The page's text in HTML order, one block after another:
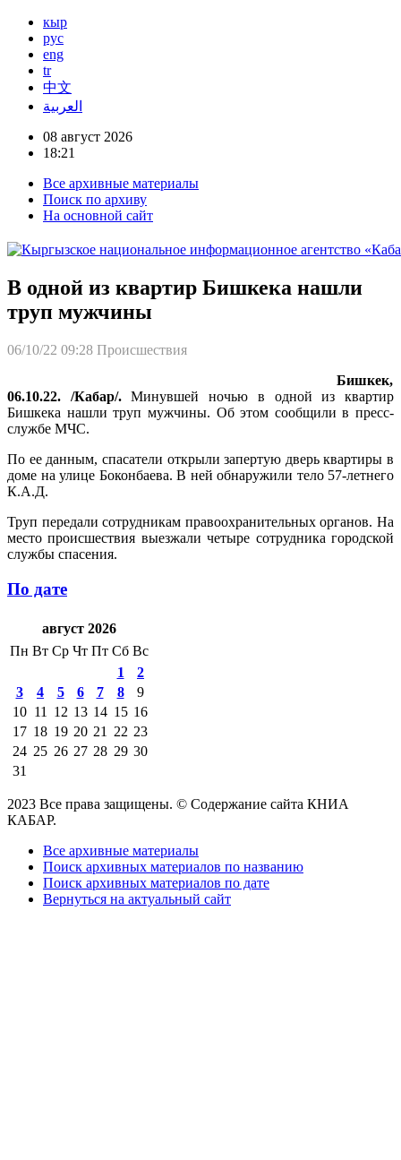
кыр
рус
eng
tr
中文
العربية
08 август 2026
18:21
Все архивные материалы
Поиск по архиву
На основной сайт
В одной из квартир Бишкека нашли
труп мужчины
06/10/22 09:28 Происшествия
Бишкек,
06.10.22. /Кабар/.Минувшей ночью в одной из квартир
Бишкека нашли труп мужчины. Об этом сообщили в пресс-
службе МЧС.
По ее данным, спасатели открыли запертую дверь квартиры в
доме на улице Боконбаева. В ней обнаружили тело 57-летнего
К.А.Д.
Труп передали сотрудникам правоохранительных органов. На
место происшествия выезжали четыре сотрудника городской
службы спасения.
По дате
август 2026
Пн Вт Ср Чт Пт Сб Вс
1
2
3
4 5 6 7 8
9
10 11 12 13 14 15 16
17 18 19 20 21 22 23
24 25 26 27 28 29 30
31
2023 Все права защищены. © Содержание сайта КНИА
КАБАР.
Все архивные материалы
Поиск архивных материалов по названию
Поиск архивных материалов по дате
Вернуться на актуальный сайт